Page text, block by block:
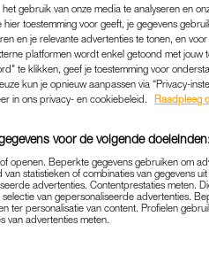
SOCIAL MEDIA
LINDA.MEIDEN|WIL JE WETEN
gebruik van onze media te analyseren en
toestemming voor geeft, je gegevens
en je relevante advertenties te tonen, en
platformen wordt enkel getoond met jouw
te klikken, geef je toestemming voor
kun je opnieuw aanpassen via “Privacy-
in ons privacy- en cookiebeleid.
Raadpleeg
voor de volgende doeleinden:
openen. Beperkte gegevens gebruiken om
statistieken of combinaties van gegevens
advertenties. Contentprestaties meten.
van gepersonaliseerde advertenties.
ter personalisatie van content. Profielen
van advertenties meten.